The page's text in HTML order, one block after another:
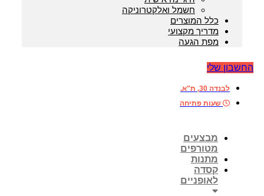
חשמל ואלקטרוניקה
כלל המוצרים
מדריך מקצועי
מפת הגעה
החשבון שלי
לבנדה 30, ת"א.
שעות פתיחה
מבצעים
מטורפים
מתנות
קסדה
לאופניים